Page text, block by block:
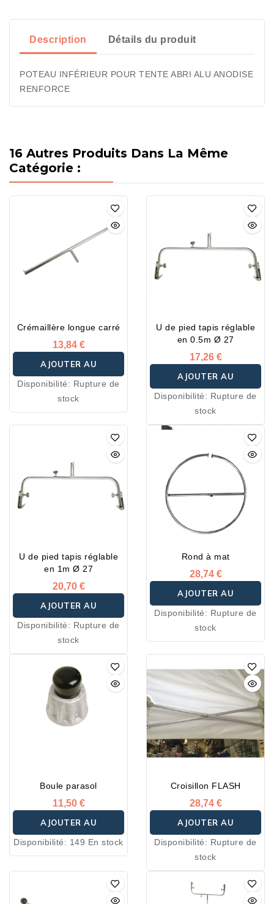
Description Détails du produit
POTEAU INFÉRIEUR POUR TENTE ABRI ALU ANODISE
RENFORCE
16 Autres Produits Dans La Même
Catégorie :
Crémaillère longue carré
13,84 €
AJOUTER AU
PANIER
Disponibilité: Rupture de
stock
U de pied tapis réglable
en 0.5m Ø 27
17,26 €
AJOUTER AU
PANIER
Disponibilité: Rupture de
stock
U de pied tapis réglable
en 1m Ø 27
20,70 €
AJOUTER AU
PANIER
Disponibilité: Rupture de
stock
Rond à mat
28,74 €
AJOUTER AU
PANIER
Disponibilité: Rupture de
stock
Boule parasol
11,50 €
AJOUTER AU
PANIER
Disponibilité: 149 En stock
Croisillon FLASH
28,74 €
AJOUTER AU
PANIER
Disponibilité: Rupture de
stock